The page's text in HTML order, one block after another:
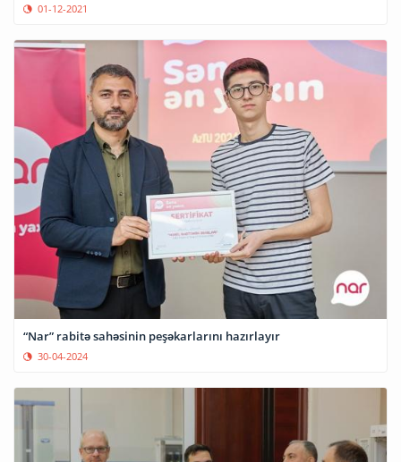
01-12-2021
“Nar” rabitə sahəsinin peşəkarlarını hazırlayır
30-04-2024